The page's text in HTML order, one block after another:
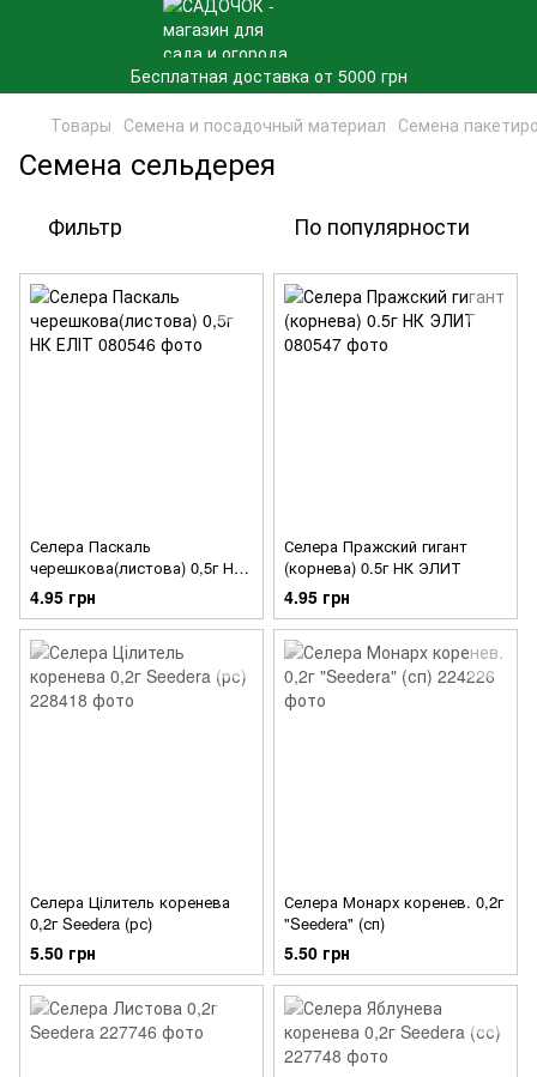
Бесплатная доставка от 5000 грн
Товары Семена и посадочный материал Семена
Семена сельдерея
Фильтр По популярности
Селера Паскаль
черешкова(листова) 0,5г НК
ЕЛІТ
4.95 грн
Селера Пражский гигант
(корнева) 0.5г НК ЭЛИТ
4.95 грн
Селера Цілитель коренева
0,2г Seedera (рс)
5.50 грн
Селера Монарх коренев. 0,2г
"Seedera" (сп)
5.50 грн